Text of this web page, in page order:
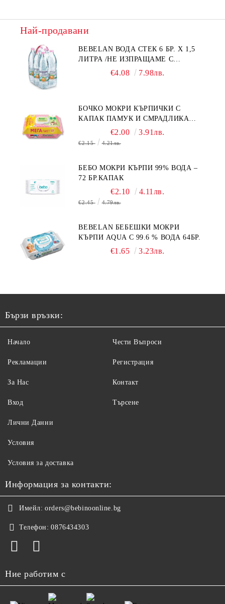
Най-продавани
BEBELAN ВОДА СТЕК 6 БР. Х 1,5
ЛИТРА /НЕ ИЗПРАЩАМЕ С
€4.08 7.98лв.
БОЧКО МОКРИ КЪРПИЧКИ С
КАПАК ПАМУК И СМРАДЛИКА
€2.00 3.91лв.
€2.15 4.21лв.
БЕБО МОКРИ КЪРПИ 99% ВОДА –
72 БР.КАПАК
€2.10 4.11лв.
€2.45 4.79лв.
BEBELAN БЕБЕШКИ МОКРИ
КЪРПИ AQUA С 99.6 % ВОДА 64БР.
€1.65 3.23лв.
Бързи връзки:
Начало
Рекламации
За Нас
Вход
Чести Въпроси
Регистрация
Контакт
Търсене
Лични Данни
Условия
Условия за доставка
Информация за контакти:
Имейл: orders@bebinoonline.bg
Телефон: 0876434303
Ние работим с